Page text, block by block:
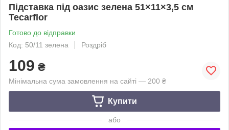
Підставка під оазис зелена 51×11×3,5 см
Tecarflor
Готово до відправки
Код: 50/11 зелена
Роздріб
109 ₴
Мінімальна сума замовлення на сайті — 200 ₴
Купити
або